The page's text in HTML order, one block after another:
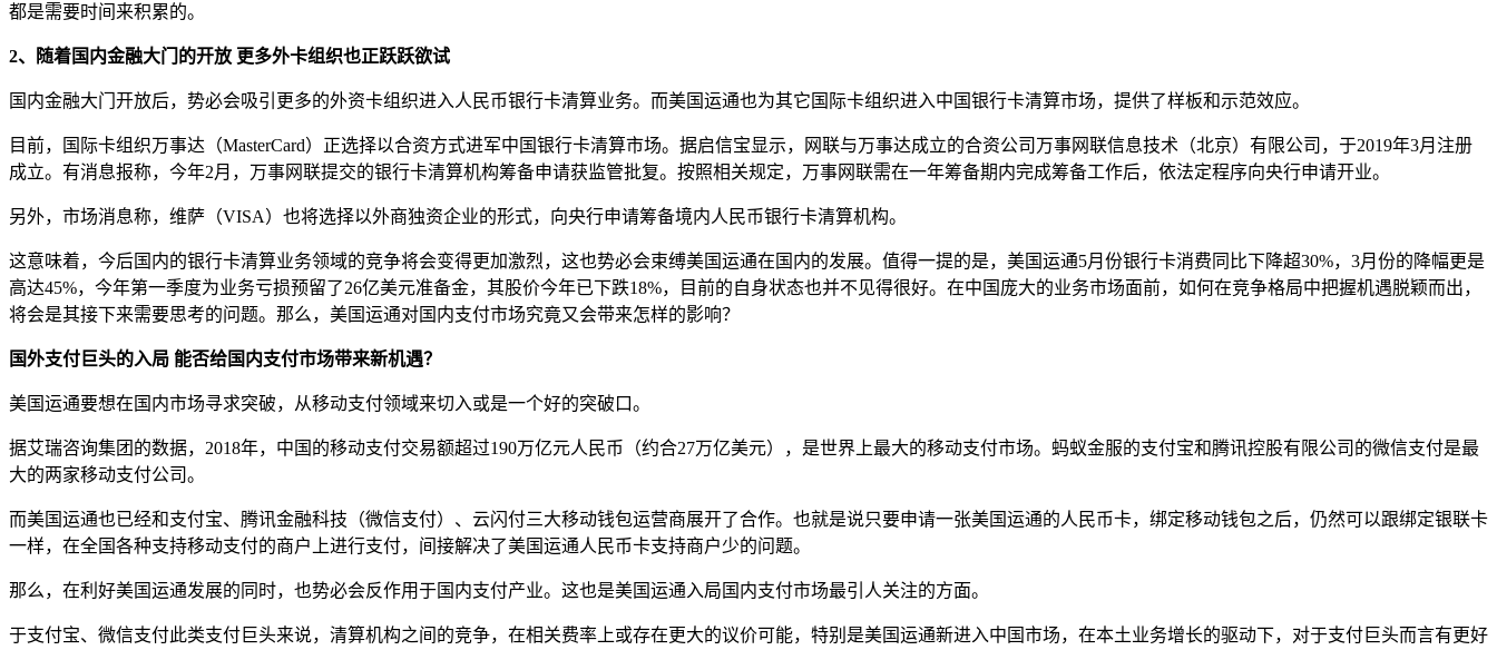
都是需要时间来积累的。
2、随着国内金融大门的开放 更多外卡组织也正跃跃欲试
国内金融大门开放后，势必会吸引更多的外资卡组织进入人民币银行卡清算业务。而美国运通也为其它国际卡组织进入中国银行卡清算市场，提供了样板和示范效应。
目前，国际卡组织万事达（MasterCard）正选择以合资方式进军中国银行卡清算市场。据启信宝显示，网联与万事达成立的合资公司万事网联信息技术（北京）有限公司，于2019年3月注册
成立。有消息报称，今年2月，万事网联提交的银行卡清算机构筹备申请获监管批复。按照相关规定，万事网联需在一年筹备期内完成筹备工作后，依法定程序向央行申请开业。
另外，市场消息称，维萨（VISA）也将选择以外商独资企业的形式，向央行申请筹备境内人民币银行卡清算机构。
这意味着，今后国内的银行卡清算业务领域的竞争将会变得更加激烈，这也势必会束缚美国运通在国内的发展。值得一提的是，美国运通5月份银行卡消费同比下降超30%，3月份的降幅更是
高达45%，今年第一季度为业务亏损预留了26亿美元准备金，其股价今年已下跌18%，目前的自身状态也并不见得很好。在中国庞大的业务市场面前，如何在竞争格局中把握机遇脱颖而出，
将会是其接下来需要思考的问题。那么，美国运通对国内支付市场究竟又会带来怎样的影响？
国外支付巨头的入局 能否给国内支付市场带来新机遇？
美国运通要想在国内市场寻求突破，从移动支付领域来切入或是一个好的突破口。
据艾瑞咨询集团的数据，2018年，中国的移动支付交易额超过190万亿元人民币（约合27万亿美元），是世界上最大的移动支付市场。蚂蚁金服的支付宝和腾讯控股有限公司的微信支付是最
大的两家移动支付公司。
而美国运通也已经和支付宝、腾讯金融科技（微信支付）、云闪付三大移动钱包运营商展开了合作。也就是说只要申请一张美国运通的人民币卡，绑定移动钱包之后，仍然可以跟绑定银联卡
一样，在全国各种支持移动支付的商户上进行支付，间接解决了美国运通人民币卡支持商户少的问题。
那么，在利好美国运通发展的同时，也势必会反作用于国内支付产业。这也是美国运通入局国内支付市场最引人关注的方面。
于支付宝、微信支付此类支付巨头来说，清算机构之间的竞争，在相关费率上或存在更大的议价可能，特别是美国运通新进入中国市场，在本土业务增长的驱动下，对于支付巨头而言有更好